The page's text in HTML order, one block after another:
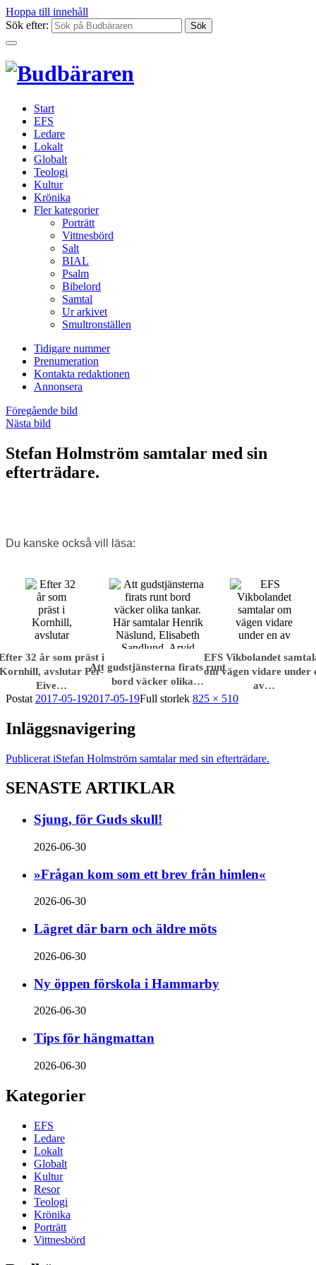
Hoppa till innehåll
Sök efter:
Start
EFS
Ledare
Lokalt
Globalt
Teologi
Kultur
Krönika
Fler kategorier
Porträtt
Vittnesbörd
Salt
BIAL
Psalm
Bibelord
Samtal
Ur arkivet
Smultronställen
Tidigare nummer
Prenumeration
Kontakta redaktionen
Annonsera
Föregående bild
Nästa bild
Stefan Holmström samtalar med sin
efterträdare.
Du kanske också vill läsa:
32 år som präst i
Kornhill, avslutar Per-
Eive…
Att gudstjänsterna firats runt
bord väcker olika…
EFS Vikbolandet
om vägen vidare under
av…
Postat 2017-05-192017-05-19Full storlek 825 × 510
Inläggsnavigering
Publicerat iStefan Holmström samtalar med sin efterträdare.
SENASTE ARTIKLAR
Sjung, för Guds skull!
2026-06-30
»Frågan kom som ett brev från himlen«
2026-06-30
Lägret där barn och äldre möts
2026-06-30
Ny öppen förskola i Hammarby
2026-06-30
Tips för hängmattan
2026-06-30
Kategorier
EFS
Ledare
Lokalt
Globalt
Kultur
Resor
Teologi
Krönika
Porträtt
Vittnesbörd